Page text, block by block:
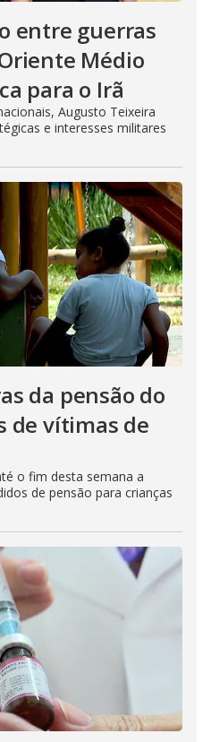
entre guerras
Médio
para o Irã
Augusto Teixeira
e interesses militares
da pensão do
de vítimas de
o fim desta semana a
de pensão para crianças